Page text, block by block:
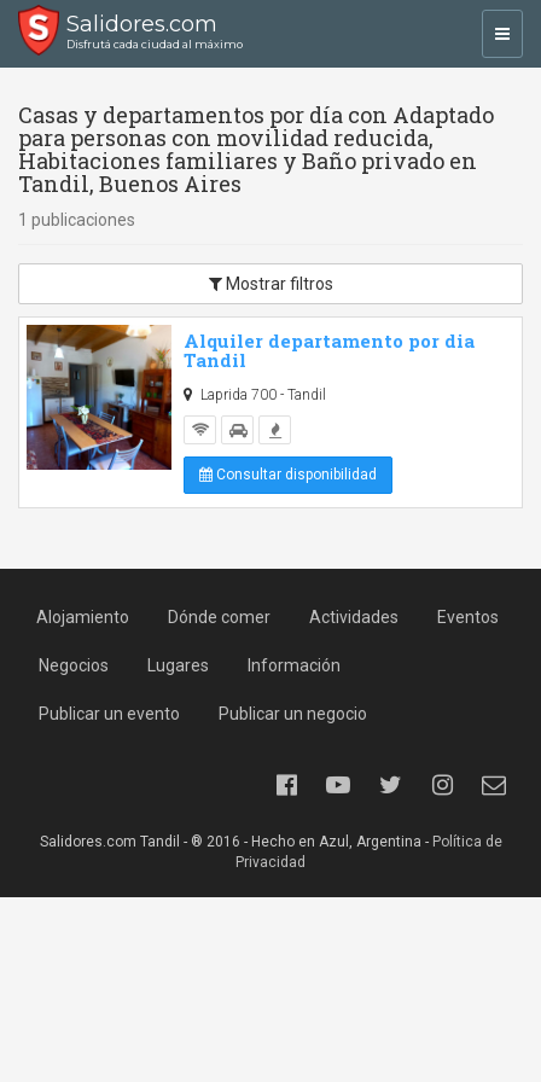
Salidores.com
Disfrutá cada ciudad al máximo
Casas y departamentos por día con Adaptado
para personas con movilidad reducida,
Habitaciones familiares y Baño privado en
Tandil, Buenos Aires
1 publicaciones
Mostrar filtros
Alquiler departamento por dia
Tandil
Laprida 700 - Tandil
Consultar disponibilidad
Alojamiento Dónde comer Actividades Eventos
Negocios Lugares Información
Publicar un evento Publicar un negocio
Salidores.com Tandil - ® 2016 - Hecho en Azul, Argentina - Política de
Privacidad